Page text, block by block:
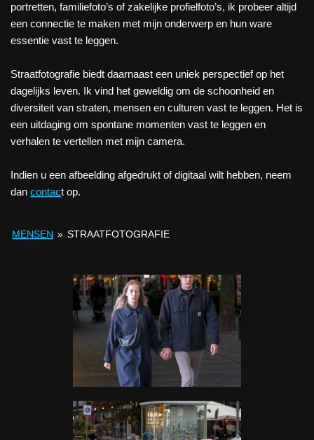
portretten, familiefoto’s of zakelijke profielfoto’s, ik probeer altijd
een connectie te maken met mijn onderwerp en hun ware
essentie vast te leggen.
Straatfotografie biedt daarnaast een uniek perspectief op het
dagelijks leven. Ik vind het geweldig om de schoonheid en
diversiteit van straten, mensen en culturen vast te leggen. Het is
een uitdaging om spontane momenten vast te leggen en
verhalen te vertellen met mijn camera.
Indien u een afbeelding afgedrukt of digitaal wilt hebben, neem
dan contact op.
MENSEN » STRAATFOTOGRAFIE